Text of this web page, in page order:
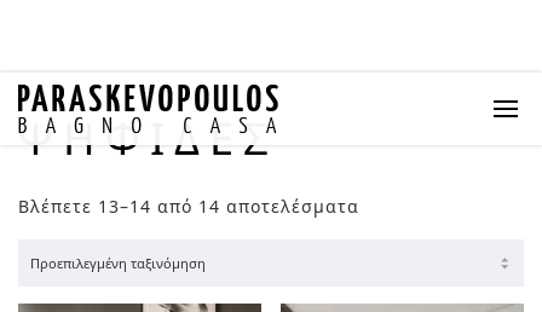
ΨΗΦΙΔΕΣ
Βλέπετε 13–14 από 14 αποτελέσματα